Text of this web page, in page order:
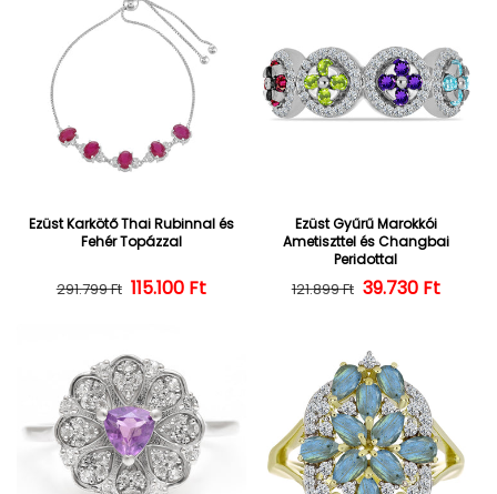
Ezüst Karkötő Thai Rubinnal és
Fehér Topázzal
Normál ár
291.799 Ft Kedvezményes ár
115.100 Ft
Ezüst Gyűrű Marokkói
Ametiszttel és Changbai
Peridottal
Normál ár
121.899 Ft 39.730 Ft